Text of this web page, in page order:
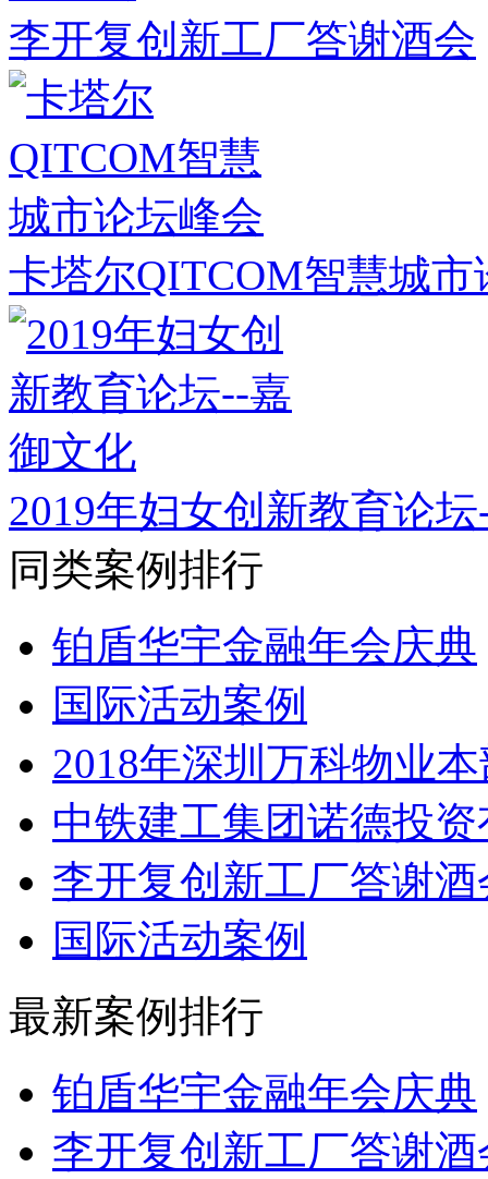
李开复创新工厂答谢酒会
卡塔尔QITCOM智慧城市
2019年妇女创新教育论
同类案例排行
铂盾华宇金融年会庆典
国际活动案例
2018年深圳万科物业
中铁建工集团诺德投
李开复创新工厂答谢酒
国际活动案例
最新案例排行
铂盾华宇金融年会庆典
李开复创新工厂答谢酒